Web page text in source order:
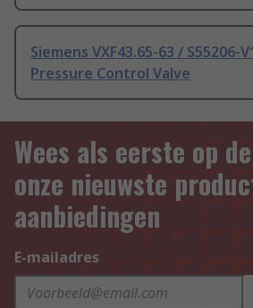
Siemens VXF43.65-63 / S55206-
Pressure Control Valve
Wees als eerste op
onze nieuwste
aanbiedingen
E-mailadres